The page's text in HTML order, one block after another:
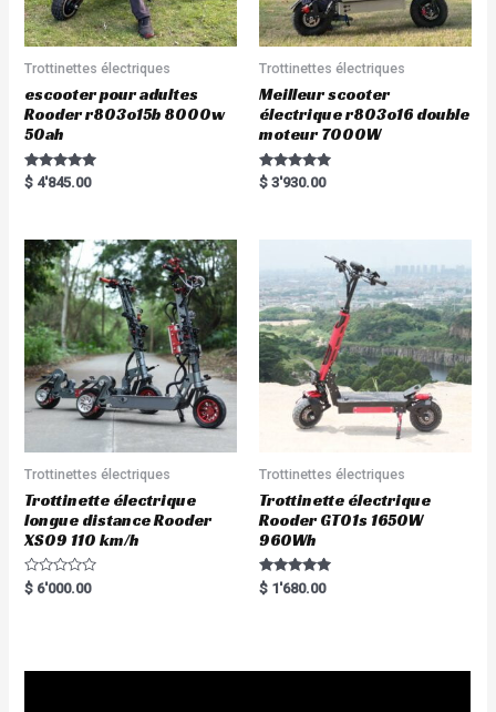
Trottinettes électriques
escooter pour adultes
Rooder r803o15b 8000w
50ah
Rated
5.00
$ 4'845.00
Trottinettes électriques
Meilleur scooter
électrique r803o16 double
moteur 7000W
Rated
5.00
$ 3'930.00
Trottinettes électriques
Trottinette électrique
longue distance Rooder
XS09 110 km/h
R
a
$ 6'000.00
Trottinettes électriques
Trottinette électrique
Rooder GT01s 1650W
960Wh
Rated
5.00
$ 1'680.00